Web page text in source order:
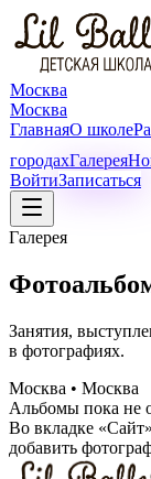
Москва
Москва
ГлавнаяО школе
городахГалерея
ВойтиЗаписаться
Галерея
Занятия,
в фотографиях.
Москва • Москва
Альбомы пока не
Во вкладке
добавить